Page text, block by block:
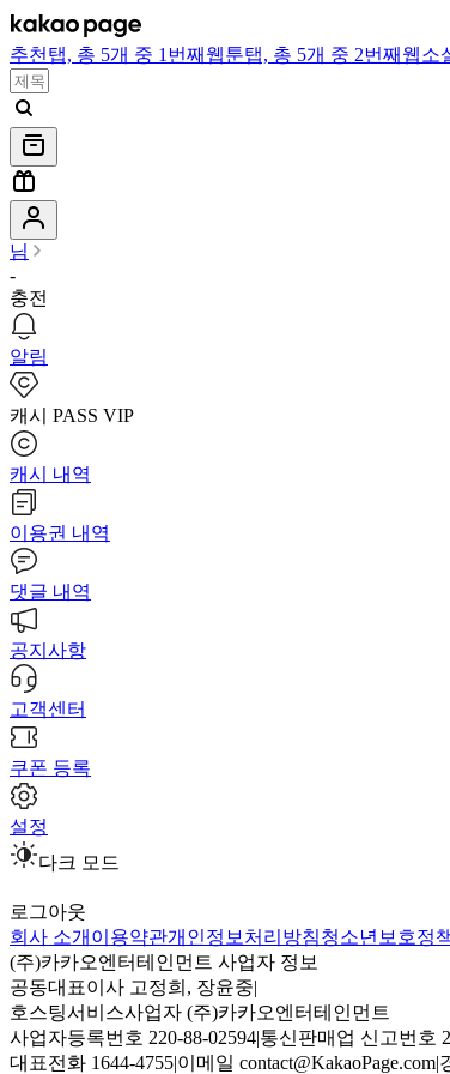
추천 탭, 총 5개 중 1번째 웹툰탭, 총 5개 중 2번째 웹소
님
-
충전
알림
캐시 PASS VIP
캐시 내역
이용권 내역
댓글 내역
공지사항
고객센터
쿠폰 등록
설정
다크 모드
로그아웃
회사 소개 이용약관개인정보처리방침청소년보호정
(주)카카오엔터테인먼트 사업자 정보
공동대표이사 고정희, 장윤중|
호스팅서비스사업자 (주)카카오엔터테인먼트
사업자등록번호 220-88-02594|통신판매업 신고번호
대표전화 1644-4755|이메일 contact@KakaoPage.com|